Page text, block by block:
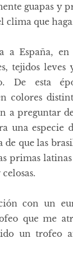
guapas y
clima que
España, en
tejidos leves
De esta
colores
a preguntar
una especie
que las
primas
con un
que me
un trofeo